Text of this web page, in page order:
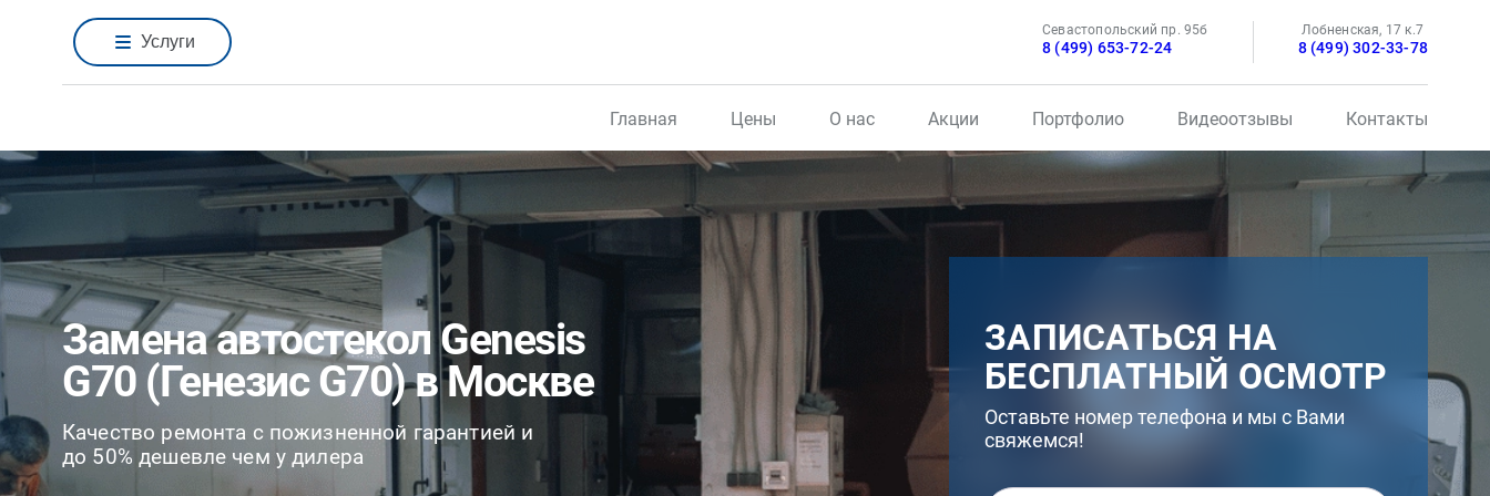
Услуги
Севастопольский пр. 95б
8 (499) 653-72-24
Лобненская, 17 к.7
8 (499) 302-33-78
Главная Цены О нас Акции Портфолио Видеоотзывы Контакты
Замена автостекол Genesis
G70 (Генезис G70) в Москве
Качество ремонта с пожизненной гарантией и
до 50% дешевле чем у дилера
ЗАПИСАТЬСЯ НА
БЕСПЛАТНЫЙ ОСМОТР
Оставьте номер телефона и мы с Вами
свяжемся!